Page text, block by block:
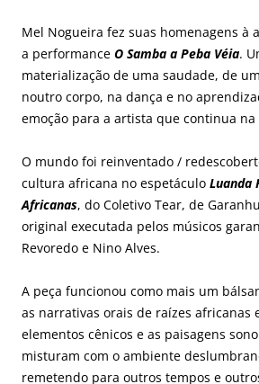
Mel Nogueira fez suas homenagens à
a performance O Samba a Peba Véia.
materialização de uma saudade, de
noutro corpo, na dança e no
emoção para a artista que continua
O mundo foi reinventado /
cultura africana no espetáculo Luanda
Africanas, do Coletivo Tear, de
original executada pelos músicos
Revoredo e Nino Alves.
A peça funcionou como mais um
as narrativas orais de raízes africanas
elementos cênicos e as paisagens
misturam com o ambiente
remetendo para outros tempos e